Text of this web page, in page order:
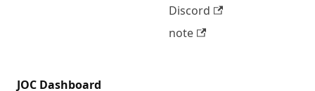
Discord
note
JOC Dashboard